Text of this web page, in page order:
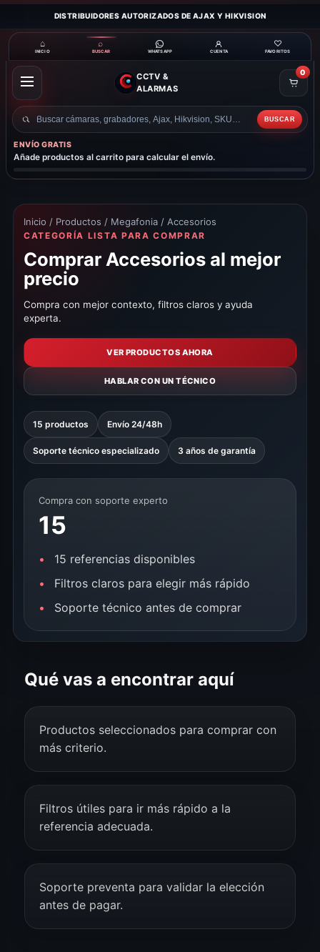
DISTRIBUIDORES AUTORIZADOS DE AJAX Y HIKVISION
⌂
INICIO
⌕
BUSCAR WHATSAPP CUENTA
♡
FAVORITOS
ABRIR
MENÚ
CCTV &
ALARMAS
Buscar
productos
BUSCAR
0
ENVÍO GRATIS
Añade productos al carrito para calcular el envío.
Inicio / Productos / Megafonia / Accesorios
CATEGORÍA LISTA PARA COMPRAR
Comprar Accesorios al mejor
precio
Compra con mejor contexto, filtros claros y ayuda
experta.
VER PRODUCTOS AHORA
HABLAR CON UN TÉCNICO
15 productos Envío 24/48h
Soporte técnico especializado 3 años de garantía
Compra con soporte experto
15
15 referencias disponibles
Filtros claros para elegir más rápido
Soporte técnico antes de comprar
Qué vas a encontrar aquí
Productos seleccionados para comprar con
más criterio.
Filtros útiles para ir más rápido a la
referencia adecuada.
Soporte preventa para validar la elección
antes de pagar.